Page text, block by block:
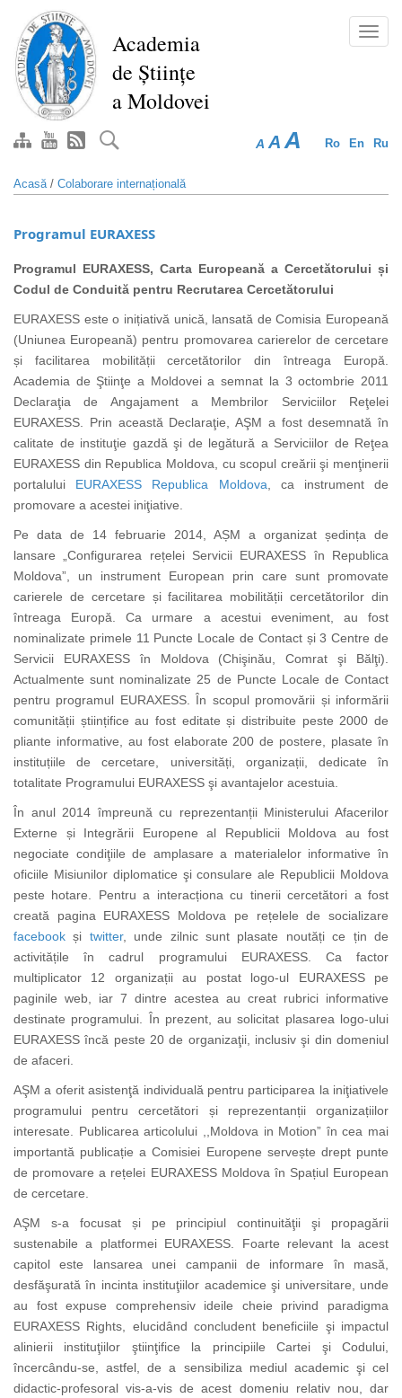
conţinutul
principal
Academia
de Științe
a Moldovei
Ro En Ru
A A A
Acasă/ Colaborare internațională
Programul EURAXESS
Programul EURAXESS, Carta Europeană a Cercetătorului și
Codul de Conduită pentru Recrutarea Cercetătorului
EURAXESS este o inițiativă unică, lansată de Comisia Europeană
(Uniunea Europeană) pentru promovarea carierelor de cercetare
și facilitarea mobilității cercetătorilor din întreaga Europă.
Academia de Ştiinţe a Moldovei a semnat la 3 octombrie 2011
Declaraţia de Angajament a Membrilor Serviciilor Reţelei
EURAXESS. Prin această Declaraţie, AŞM a fost desemnată în
calitate de instituţie gazdă şi de legătură a Serviciilor de Reţea
EURAXESS din Republica Moldova, cu scopul creării şi menţinerii
portalului EURAXESS Republica Moldova , ca instrument de
promovare a acestei iniţiative.
Pe data de 14 februarie 2014, AȘM a organizat ședința de
lansare „Configurarea rețelei Servicii EURAXESS în Republica
Moldova”, un instrument European prin care sunt promovate
carierele de cercetare și facilitarea mobilității cercetătorilor din
întreaga Europă. Ca urmare a acestui eveniment, au fost
nominalizate primele 11 Puncte Locale de Contact și 3 Centre de
Servicii EURAXESS în Moldova (Chişinău, Comrat şi Bălţi).
Actualmente sunt nominalizate 25 de Puncte Locale de Contact
pentru programul EURAXESS. În scopul promovării și informării
comunității științifice au fost editate și distribuite peste 2000 de
pliante informative, au fost elaborate 200 de postere, plasate în
instituțiile de cercetare, universități, organizații, dedicate în
totalitate Programului EURAXESS şi avantajelor acestuia.
În anul 2014 împreună cu reprezentanții Ministerului Afacerilor
Externe și Integrării Europene al Republicii Moldova au fost
negociate condiţiile de amplasare a materialelor informative în
oficiile Misiunilor diplomatice şi consulare ale Republicii Moldova
peste hotare. Pentru a interacționa cu tinerii cercetători a fost
creată pagina EURAXESS Moldova pe rețelele de socializare
facebook și twitter, unde zilnic sunt plasate noutăți ce țin de
activitățile în cadrul programului EURAXESS. Ca factor
multiplicator 12 organizații au postat logo-ul EURAXESS pe
paginile web, iar 7 dintre acestea au creat rubrici informative
destinate programului. În prezent, au solicitat plasarea logo-ului
EURAXESS încă peste 20 de organizaţii, inclusiv şi din domeniul
de afaceri.
AŞM a oferit asistenţă individuală pentru participarea la iniţiativele
programului pentru cercetători și reprezentanții organizațiilor
interesate. Publicarea articolului ,,Moldova in Motion” în cea mai
importantă publicație a Comisiei Europene servește drept punte
de promovare a rețelei EURAXESS Moldova în Spațiul European
de cercetare.
AŞM s-a focusat și pe principiul continuităţii şi propagării
sustenabile a platformei EURAXESS. Foarte relevant la acest
capitol este lansarea unei campanii de informare în masă,
desfăşurată în incinta instituţiilor academice şi universitare, unde
au fost expuse comprehensiv ideile cheie privind paradigma
EURAXESS Rights, elucidând concludent beneficiile şi impactul
alinierii instituţiilor ştiinţifice la principiile Cartei şi Codului,
încercându-se, astfel, de a sensibiliza mediul academic şi cel
didactic-profesoral vis-a-vis de acest domeniu relativ nou, dar